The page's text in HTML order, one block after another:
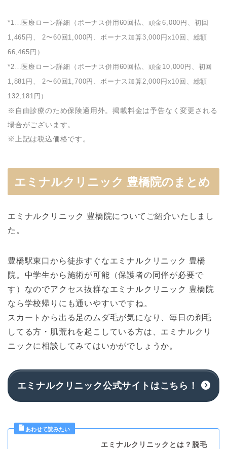
*1…医療ローン詳細（ボーナス併用60回払、頭金6,000円、初回
1,465円、 2〜60回1,000円、ボーナス加算3,000円x10回、総額
66,465円）
*2…医療ローン詳細（ボーナス併用60回払、頭金10,000円、初回
1,881円、 2〜60回1,700円、ボーナス加算2,000円x10回、総額
132,181円）
※自由診療のため保険適用外。掲載料金は予告なく変更される
場合がございます。
※上記は税込価格です。
エミナルクリニック 豊橋院のまとめ
エミナルクリニック 豊橋院についてご紹介いたしまし
た。
豊橋駅東口から徒歩すぐなエミナルクリニック 豊橋
院。中学生から施術が可能（保護者の同伴が必要で
す）なのでアクセス抜群なエミナルクリニック 豊橋院
なら学校帰りにも通いやすいですね。
スカートから出る足のムダ毛が気になり、毎日の剃毛
してる方・肌荒れを起こしている方は、エミナルクリ
ニックに相談してみてはいかがでしょうか。
エミナルクリニック公式サイトはこちら！
エミナルクリニックとは？脱毛